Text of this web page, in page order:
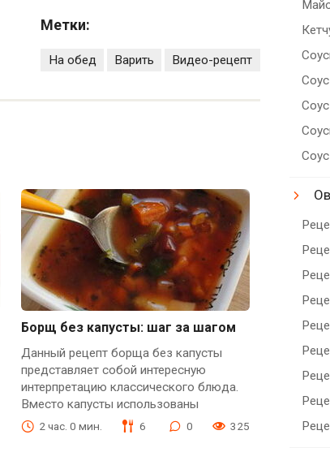
Метки:
На обед Варить Видео-рецепт
Борщ без капусты: шаг за шагом
Данный рецепт борща без капусты
представляет собой интересную
интерпретацию классического блюда.
Вместо капусты использованы
2 час. 0 мин. 6 0 325